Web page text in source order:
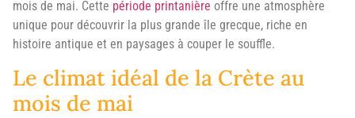
mois de mai. Cette période printanière offre une atmosphère
unique pour découvrir la plus grande île grecque, riche en
histoire antique et en paysages à couper le souffle.
Le climat idéal de la Crète au
mois de mai